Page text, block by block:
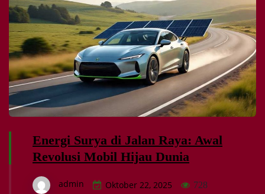
Energi Surya di Jalan Raya: Awal
Revolusi Mobil Hijau Dunia
admin Oktober 22, 2025 728